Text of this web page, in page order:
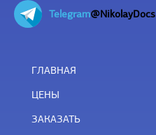
Telegram@NikolayDocs
ГЛАВНАЯ
ЦЕНЫ
ЗАКАЗАТЬ